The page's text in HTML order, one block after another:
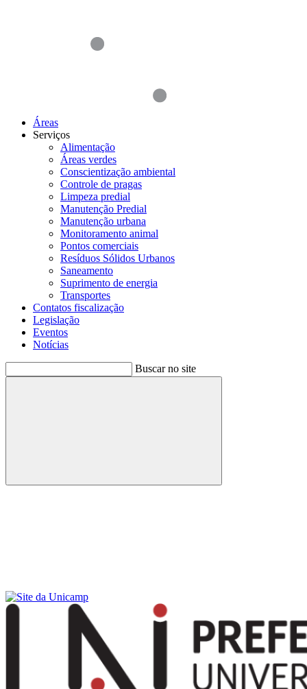
Áreas
Serviços
Alimentação
Áreas verdes
Conscientização ambiental
Controle de pragas
Limpeza predial
Manutenção Predial
Manutenção urbana
Monitoramento animal
Pontos comerciais
Resíduos Sólidos Urbanos
Saneamento
Suprimento de energia
Transportes
Contatos fiscalização
Legislação
Eventos
Notícias
Buscar no site
Buscar